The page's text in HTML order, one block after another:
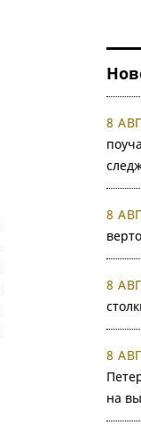
8
8
8
8
на